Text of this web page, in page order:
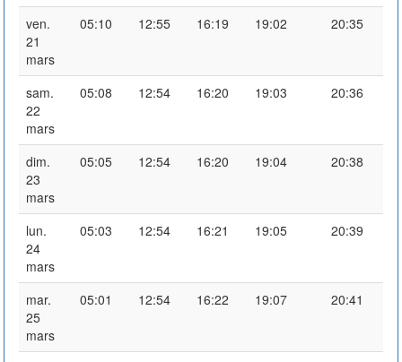
ven.
21
mars
05:10 12:55 16:19 19:02 20:35
sam.
22
mars
05:08 12:54 16:20 19:03 20:36
dim.
23
mars
05:05 12:54 16:20 19:04 20:38
lun.
24
mars
05:03 12:54 16:21 19:05 20:39
mar.
25
mars
05:01 12:54 16:22 19:07 20:41